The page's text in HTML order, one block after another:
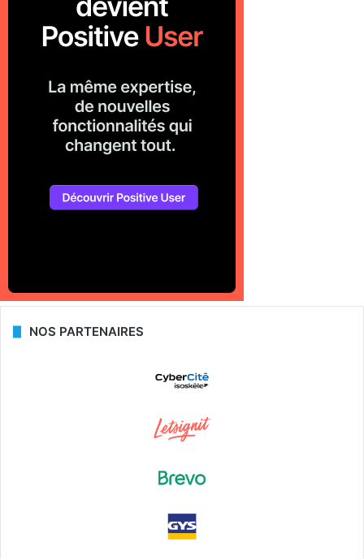
NOS PARTENAIRES